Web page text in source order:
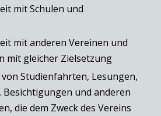
mit Schulen und
mit anderen Vereinen und
mit gleicher Zielsetzung
Studienfahrten, Lesungen,
Besichtigungen und anderen
die dem Zweck des Vereins